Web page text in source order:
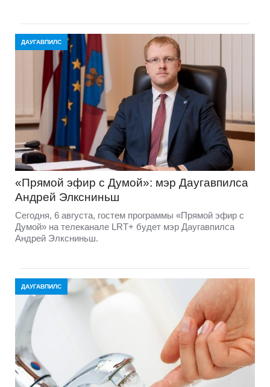
ДАУГАВПИЛС
«Прямой эфир с Думой»: мэр Даугавпилса
Андрей Элксниньш
Сегодня, 6 августа, гостем программы «Прямой эфир с
Думой» на телеканале LRT+ будет мэр Даугавпилса
Андрей Элксниньш.
ДАУГАВПИЛС